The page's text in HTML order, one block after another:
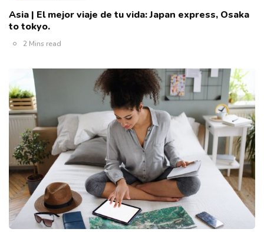
Asia | El mejor viaje de tu vida: Japan express, Osaka
to tokyo.
2 Mins read